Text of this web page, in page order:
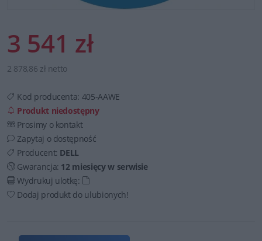
3 541 zł
2 878,86 zł netto
Kod producenta: 405-AAWE
Produkt niedostępny
Prosimy o kontakt
Zapytaj o dostępność
Producent: DELL
Gwarancja: 12 miesięcy w serwisie
Wydrukuj ulotkę:
Dodaj produkt do ulubionych!